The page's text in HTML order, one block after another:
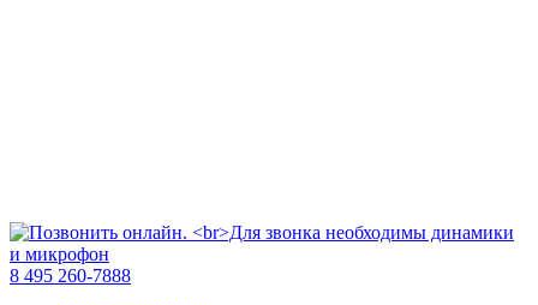
8 495 260-7888